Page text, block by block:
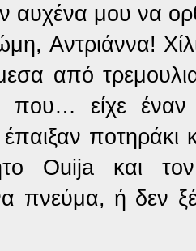
αυχένα μου να
Αντριάννα!
από
που… είχε
ποτηράκι
Ouijaκαι
πνεύμα, ή δεν